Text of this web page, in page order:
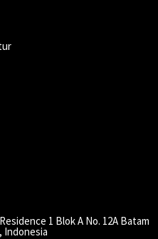
1 Blok A No. 12A Batam
Indonesia